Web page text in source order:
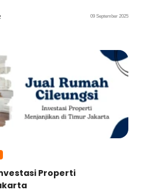
09 September 2025
Properti